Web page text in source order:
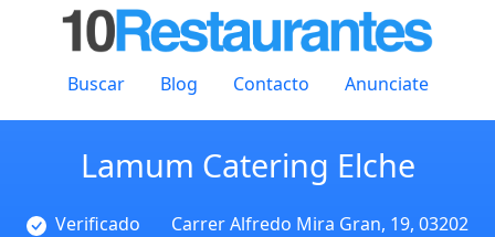
Buscar Blog Contacto Anunciate
Lamum Catering Elche
Verificado
Carrer Alfredo Mira Gran, 19, 03202